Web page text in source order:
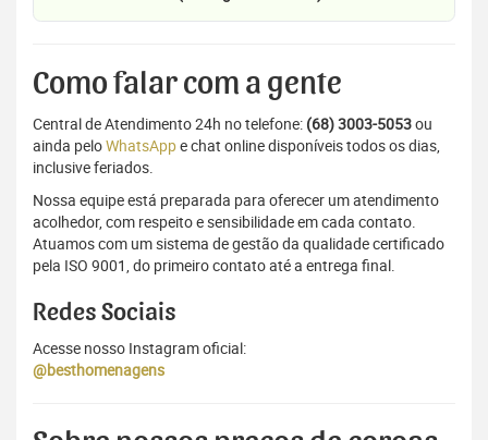
Como falar com a gente
Central de Atendimento 24h no telefone: (68) 3003-5053ou
ainda peloWhatsAppe chat online disponíveis todos os dias,
inclusive feriados.
Nossa equipe está preparada para oferecer um atendimento
acolhedor, com respeito e sensibilidade em cada contato.
Atuamos com um sistema de gestão da qualidade certificado
pela ISO 9001, do primeiro contato até a entrega final.
Redes Sociais
Acesse nosso Instagram oficial:
@besthomenagens